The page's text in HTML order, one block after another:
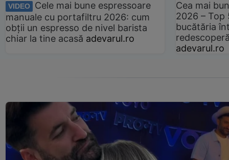
VIDEO
Cele mai bune espressoare
manuale cu portafiltru 2026: cum
obții un espresso de nivel barista
chiar la tine acasă adevarul.ro
Cea mai
2026 –
bucătăria
adevarul.ro